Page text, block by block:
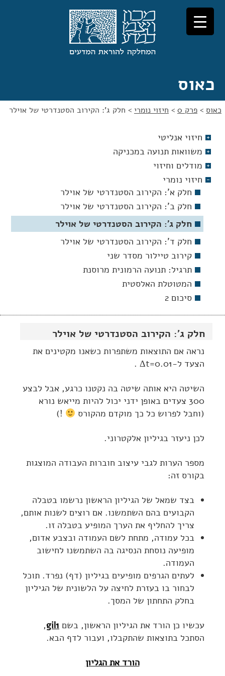
לתוכן
לניווט
כאוס
כאוס > פרק 0 > חיזוי נומרי > חלק ג': הקירוב הסטנדרטי של אוילר
חלק ג': הקירוב הסטנדרטי של אוילר
נראה אם התוצאות משתפרות כשאנו מקטינים את
הצעד ל-Δt=0.01
.
השיטה היא אותה שיטה בה נקטנו כרגע, אבל לבצע
300 צעדים באופן ידני יכול להיות מייאש נורא
(וחבל לפרוש כל כך מוקדם מהקורס
!)
לכן ניעזר בגיליון אלקטרוני.
מספר הערות לגבי עיצוב חוברות העבודה המוצגות
בקורס זה:
בצד שמאל של הגיליון הראשון נרשמו בטבלה
הקבועים בהם השתמשנו. אם רוצים לשנות אותם,
צריך להחליף את הערך המופיע בטבלה זו.
בכל עמודה, מתחת לשם העמודה ובצבע אדום,
מופיעה נוסחת הנסיגה בה השתמשנו לחישוב
העמודה.
לעתים הגרפים מופיעים בגיליון (דף) נפרד. תוכל
לבחור בו בעזרת לחיצה על הלשונית של הגיליון
בחלק התחתון של המסך.
עכשיו כן הורד את הגיליון הראשון, בשם gil1
,
הסתכל בתוצאות שהתקבלו, ועבור לדף הבא.
הורד את הגליון
חיזוי אנליטי
משוואות תנועה במכניקה
מודלים וחיזוי
חיזוי נומרי
חלק א': הקירוב הסטנדרטי של אוילר
חלק ב': הקירוב הסטנדרטי של אוילר
חלק ג': הקירוב הסטנדרטי של אוילר
חלק ד': הקירוב הסטנדרטי של אוילר
קירוב טיילור מסדר שני
תרגיל: תנועה הרמונית מרוסנת
המטוטלת האלסטית
סיכום 2